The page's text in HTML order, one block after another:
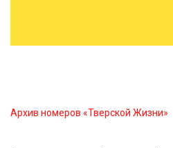
Архив номеров «Тверской Жизни»